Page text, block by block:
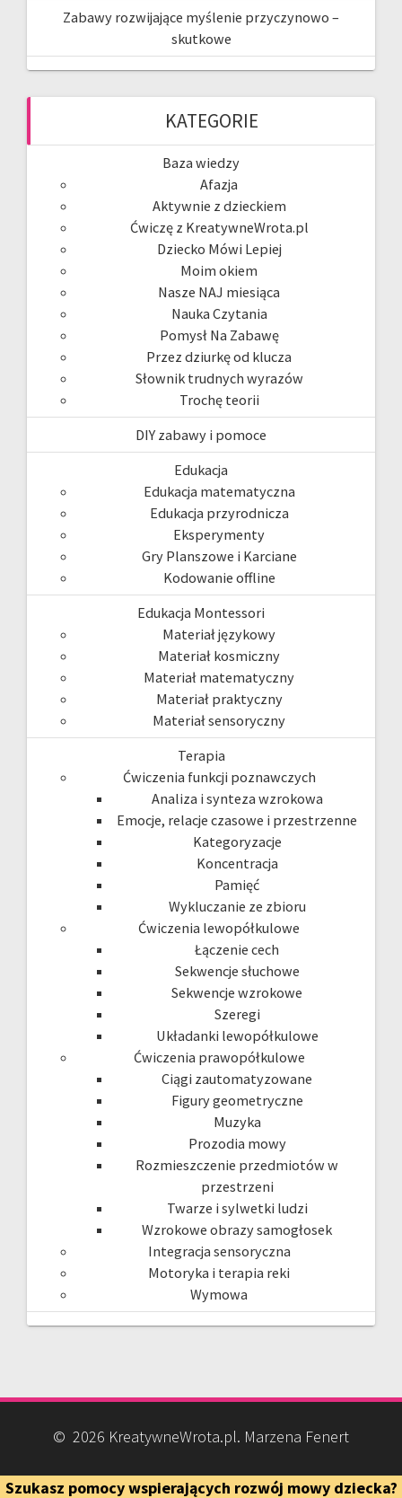
Zabawy rozwijające myślenie przyczynowo –
skutkowe
KATEGORIE
Baza wiedzy
Afazja
Aktywnie z dzieckiem
Ćwiczę z KreatywneWrota.pl
Dziecko Mówi Lepiej
Moim okiem
Nasze NAJ miesiąca
Nauka Czytania
Pomysł Na Zabawę
Przez dziurkę od klucza
Słownik trudnych wyrazów
Trochę teorii
DIY zabawy i pomoce
Edukacja
Edukacja matematyczna
Edukacja przyrodnicza
Eksperymenty
Gry Planszowe i Karciane
Kodowanie offline
Edukacja Montessori
Materiał językowy
Materiał kosmiczny
Materiał matematyczny
Materiał praktyczny
Materiał sensoryczny
Terapia
Ćwiczenia funkcji poznawczych
Analiza i synteza wzrokowa
Emocje, relacje czasowe i przestrzenne
Kategoryzacje
Koncentracja
Pamięć
Wykluczanie ze zbioru
Ćwiczenia lewopółkulowe
Łączenie cech
Sekwencje słuchowe
Sekwencje wzrokowe
Szeregi
Układanki lewopółkulowe
Ćwiczenia prawopółkulowe
Ciągi zautomatyzowane
Figury geometryczne
Muzyka
Prozodia mowy
Rozmieszczenie przedmiotów w
przestrzeni
Twarze i sylwetki ludzi
Wzrokowe obrazy samogłosek
Integracja sensoryczna
Motoryka i terapia reki
Wymowa
© 2026 KreatywneWrota.pl. Marzena Fenert
Szukasz pomocy wspierających rozwój mowy dziecka?